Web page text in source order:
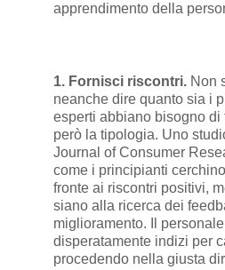
apprendimento della
1. Fornisci riscontri.Non
neanche dire quanto sia i
esperti abbiano bisogno di
però la tipologia. Uno
Journal of Consumer
come i principianti
fronte ai riscontri positivi,
siano alla ricerca dei
miglioramento. Il
disperatamente indizi per
procedendo nella giusta